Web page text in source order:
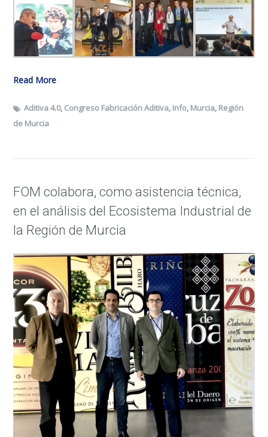
Read More
Aditiva 4.0, Congreso Fabricación Aditiva, Info, Murcia, Región
de Murcia
FOM colabora, como asistencia técnica,
en el análisis del Ecosistema Industrial de
la Región de Murcia